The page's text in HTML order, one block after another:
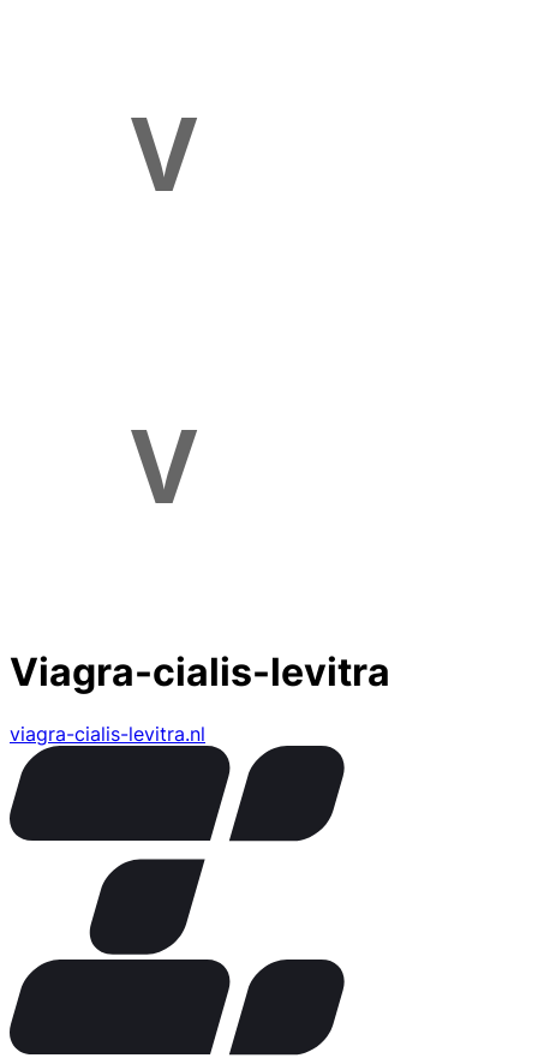
Viagra-cialis-levitra
viagra-cialis-levitra.nl